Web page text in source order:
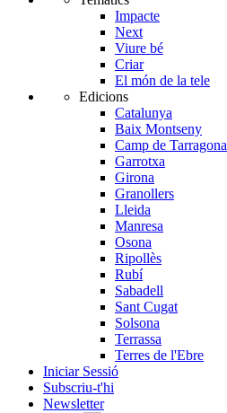
Impacte
Next
Viure bé
Criar
El món de la tele
Edicions
Catalunya
Baix Montseny
Camp de Tarragona
Garrotxa
Girona
Granollers
Lleida
Manresa
Osona
Ripollès
Rubí
Sabadell
Sant Cugat
Solsona
Terrassa
Terres de l'Ebre
Iniciar Sessió
Subscriu-t'hi
Newsletter